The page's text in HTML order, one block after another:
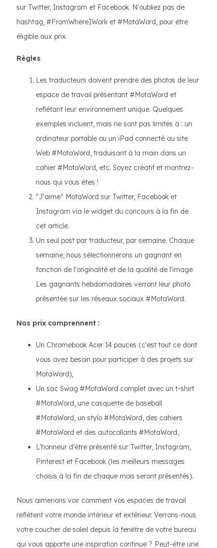
sur Twitter, Instagram et Facebook. N'oubliez pas de
hashtag, #FromWhereIWork et #MotaWord, pour être
éligible aux prix.
Règles
Les traducteurs doivent prendre des photos de leur
espace de travail présentant #MotaWord et
reflétant leur environnement unique. Quelques
exemples incluent, mais ne sont pas limités à : un
ordinateur portable ou un iPad connecté au site
Web #MotaWord, traduisant à la main dans un
cahier #MotaWord, etc. Soyez créatif et montrez-
nous qui vous êtes !
"J'aime" MotaWord sur Twitter, Facebook et
Instagram via le widget du concours à la fin de
cet article.
Un seul post par traducteur, par semaine. Chaque
semaine, nous sélectionnerons un gagnant en
fonction de l'originalité et de la qualité de l'image.
Les gagnants hebdomadaires verront leur photo
présentée sur les réseaux sociaux #MotaWord.
Nos prix comprennent :
Un Chromebook Acer 14 pouces (c'est tout ce dont
vous avez besoin pour participer à des projets sur
MotaWord),
Un sac Swag #MotaWord complet avec un t-shirt
#MotaWord, une casquette de baseball
#MotaWord, un stylo #MotaWord, des cahiers
#MotaWord et des autocollants #MotaWord,
L'honneur d'être présenté sur Twitter, Instagram,
Pinterest et Facebook (les meilleurs messages
choisis à la fin de chaque mois seront présentés).
Nous aimerions voir comment vos espaces de travail
reflètent votre monde intérieur et extérieur. Verrons-nous
votre coucher de soleil depuis la fenêtre de votre bureau
qui vous apporte une inspiration continue ? Peut-être une